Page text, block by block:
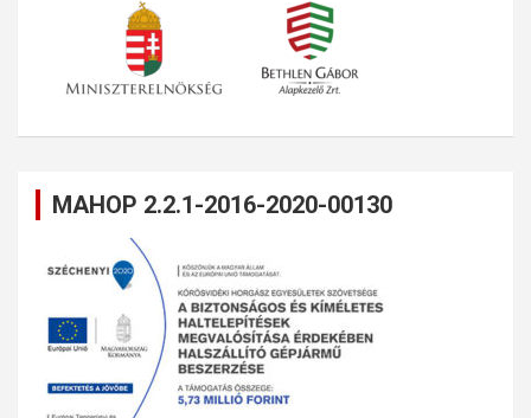
MAHOP 2.2.1-2016-2020-00130